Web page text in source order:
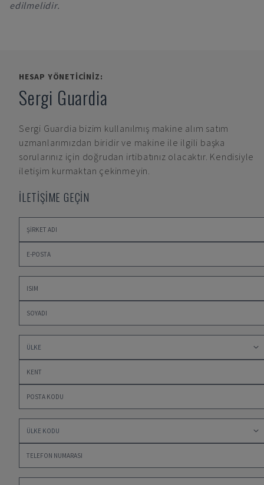
edilmelidir.
HESAP YÖNETICINIZ:
Sergi Guardia
Sergi Guardia bizim kullanılmış makine alım satım
uzmanlarımızdan biridir ve makine ile ilgili başka
sorularınız için doğrudan irtibatınız olacaktır. Kendisiyle
iletişim kurmaktan çekinmeyin.
İLETİŞİME GEÇİN